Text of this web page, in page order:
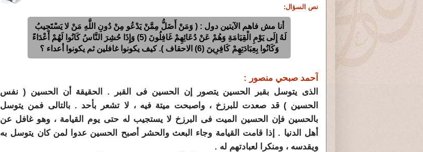
نص السؤال:
أنا مش فاهم الآيتين دول : ( وَمَنْ أَضَلُّ مِمَّنْ يَدْعُو مِنْ دُونِ اللَّهِ مَنْ لا يَسْتَجِيبُ
لَهُ إِلَى يَوْمِ الْقِيَامَةِ وَهُمْ عَنْ دُعَائِهِمْ غَافِلُونَ (5) وَإِذَا حُشِرَ النَّاسُ كَانُوا لَهُمْ أَعْدَاءً
وَكَانُوا بِعِبَادَتِهِمْ كَافِرِينَ (6) الاحقاف ). كيف يكونوا غافلين ثم يكونوا أعداء ؟
آحمد صبحي منصور :
الذى يتوسل بقبر الحسين يتصور إن الحسين فى القبر . الحقيقة أن الحسين ( نفس
الحسين ) قد صعدت للبرزخ ، واصبحت ميتة فيه ، لا تشعر بأحد . بالتالى فمن يتوسل
بالحسين فإن الحسين الميت فى البرزخ لا يستجيب له حتى يوم القيامة ، وهو غافل عن
أهل الدنيا . إذا قامت القيامة وجاء البعث والحشر أصبح الحسين عدوا لمن كان يتوسل به
ويقدسه ، ومنكرا لعبادتهم له .